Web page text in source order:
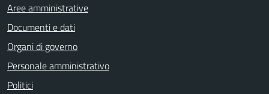
Aree amministrative
Documenti e dati
Organi di governo
Personale amministrativo
Politici